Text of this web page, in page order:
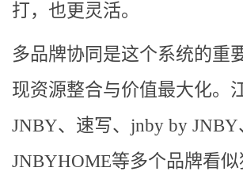
打，也更灵活。
多品牌协同是这个系统的重
现资源整合与价值最大化。
JNBY、速写、jnby by
JNBYHOME等多个品牌看